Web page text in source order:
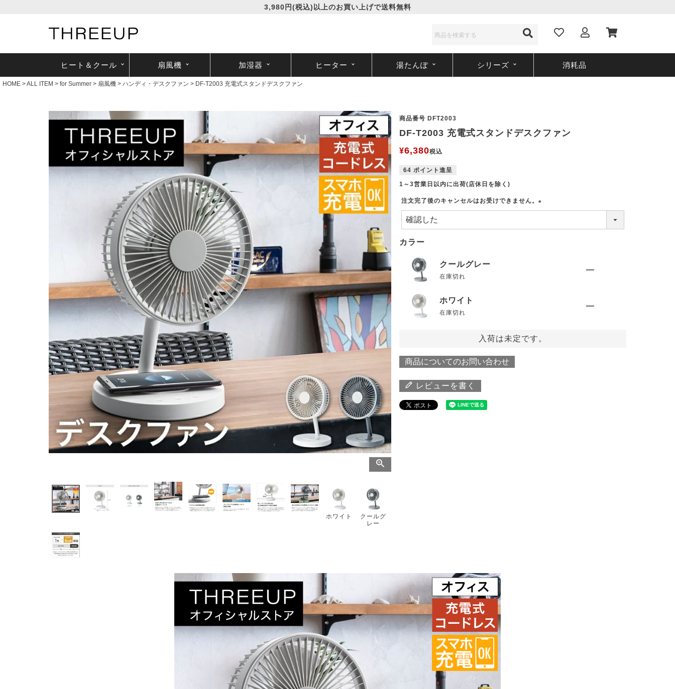
3,980円(税込)以上のお買い上げで送料無料
ヒート＆クール 扇風機 加湿器 ヒーター 湯たんぽ シリーズ 消耗品
HOME ALL ITEM for Summer 扇風機 ハンディ・デスクファン DF-T2003 充電式スタンドデスクファン
ホワイト
クールグ
レー
商品番号 DFT2003
DF-T2003 充電式スタンドデスクファン
¥6,380税込
64 ポイント進呈
1～3営業日以内に出荷(店休日を除く)
注文完了後のキャンセルはお受けできません。
カラー
クールグレー
在庫切れ
—
ホワイト
在庫切れ
—
入荷は未定です。
商品についてのお問い合わせ
レビューを書く